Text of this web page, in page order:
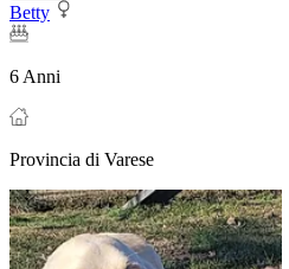
Betty
6 Anni
Provincia di Varese